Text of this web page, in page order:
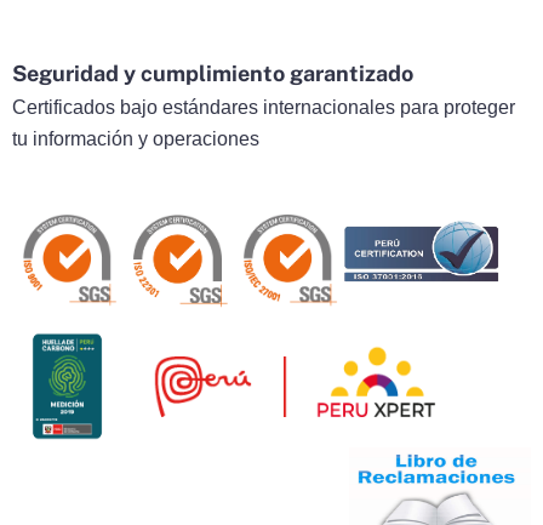
Seguridad y cumplimiento garantizado
Certificados bajo estándares internacionales para proteger
tu información y operaciones